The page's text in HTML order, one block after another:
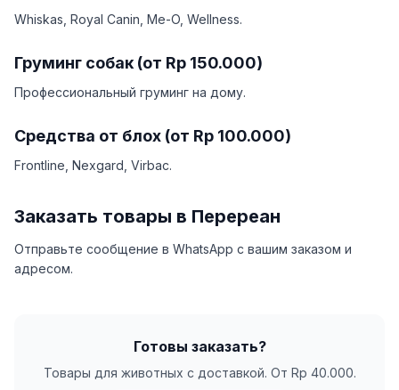
Whiskas, Royal Canin, Me-O, Wellness.
Груминг собак (от Rp 150.000)
Профессиональный груминг на дому.
Средства от блох (от Rp 100.000)
Frontline, Nexgard, Virbac.
Заказать товары в Перереан
Отправьте сообщение в WhatsApp с вашим заказом и
адресом.
Готовы заказать?
Товары для животных с доставкой. От Rp 40.000.